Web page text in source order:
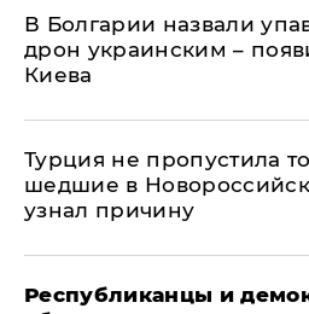
В Болгарии назвали
дрон украинским –
Киева
Турция не пропустила
шедшие в
узнал причину
Республиканцы и